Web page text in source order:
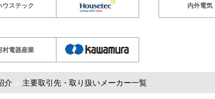
ウステック 内外電気
村電器産業
介 > 主要取引先・取り扱いメーカー一覧